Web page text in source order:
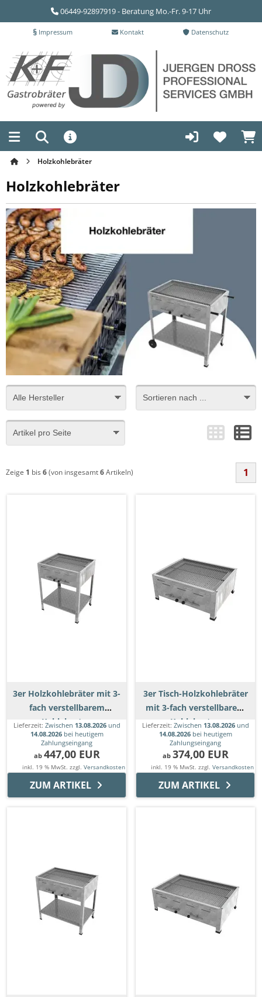
06449-92897919 - Beratung Mo.-Fr. 9-17 Uhr
Impressum Kontakt Datenschutz
Holzkohlebräter
Holzkohlebräter
Zeige 1 bis 6(von insgesamt6Artikeln) 1
3er Holzkohlebräter mit 3-
fach verstellbarem
Kohlekasten
Lieferzeit: Zwischen 13.08.2026und
14.08.2026bei heutigem
Zahlungseingang
ab 447,00 EUR
inkl. 19 % MwSt. zzgl. Versandkosten
ZUM ARTIKEL
3er Tisch-Holzkohlebräter
mit 3-fach verstellbarem
Kohlekasten
Lieferzeit: Zwischen 13.08.2026und
14.08.2026bei heutigem
Zahlungseingang
ab 374,00 EUR
inkl. 19 % MwSt. zzgl. Versandkosten
ZUM ARTIKEL